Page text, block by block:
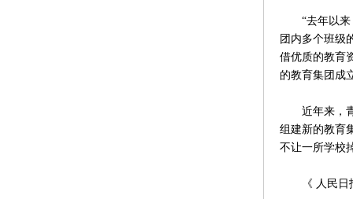
“去年以来，
团内多个班级
借优质的教育
的教育集团成
近年来，青
组建新的教育
不让一所学校
《 人民日报